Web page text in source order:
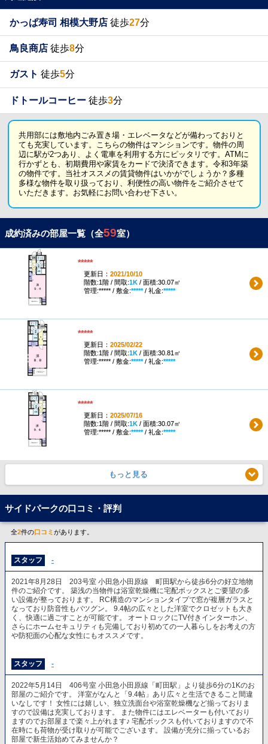
かっぱ寿司 相模大野店 徒歩27分
鳥良商店 徒歩8分
ガスト 徒歩5分
ドトールコーヒー 徒歩3分
共用部には敷地内ごみ置き場・エレベータなどが備わっておりと
ても充実しています。こちらの物件はマンションです。物件の周
辺に駅が2つあり、よく電車を利用する方にピッタリです。ATMに
行かずとも、初期費用や家賃をカードで決済できます。令和3年築
の物件です。当社オススメの賃貸物件はいかがでしょうか？多種
多様な物件を取り扱っており、利便性の高い物件をご紹介させて
いただきます。お気軽にお問い合わせ下さい。
成約済みの部屋一覧（全59室）
*****
更新日： 2021/10/10
階数:1階 / 間取:1K/ 面積:30.07㎡
管理:***** / 敷金:*****/ 礼金:*****
*****
更新日： 2025/02/22
階数:1階 / 間取:1K/ 面積:30.81㎡
管理:***** / 敷金:*****/ 礼金:*****
*****
更新日： 2025/07/16
階数:1階 / 間取:1K/ 面積:30.07㎡
管理:***** / 敷金:*****/ 礼金:*****
もっと見る
サイドパークの口コミ・評判
全2件の口コミ があります。
スタッフ -
2021年8月28日 203号室 小田急小田原線 町田駅から徒歩6分の好立地物
件のご紹介です。 築浅の当物件は浴室乾燥機に宅配ボックスとご要望の多
い設備が整っております。 RC構造のマンションタイプで窓が複層ガラスと
なっており防音性もバツグン。 9.4帖の広々とした洋室でクロゼットも大き
く、快適に過ごすことが可能です。 オートロックにTV付きインターホン、
さらにホームセキュリティも完備しており初めての一人暮らしをお考えの方
や防犯面の心配な女性にもオススメです。
スタッフ -
2022年5月14日 406号室 小田急小田原線「町田駅」より徒歩6分の1Kのお
部屋のご紹介です。 洋室がなんと「9.4帖」あり広々と生活できること間違
いなしです！ 女性には嬉しい、独立洗面台や浴室乾燥機など揃っておりま
すので設備は充実しております。 また物件にはエレベーターも付いており
ますのでお部屋まで楽々上がれます♪ 宅配ボックスも付いておりますので不
在時にも荷物が受け取りが可能でございます。 設備が充分に揃っているお
部屋で新生活始めてみませんか？